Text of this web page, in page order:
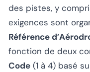
des pistes, y
exigences sont
Référence
fonction de deux
Code (1 à 4) basé